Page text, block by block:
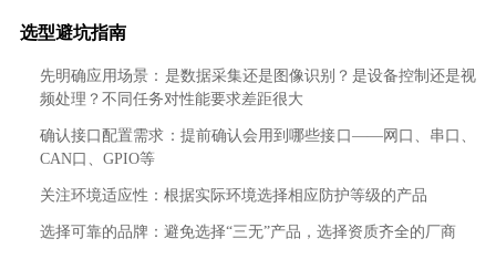
选型避坑指南
先明确应用场景：是数据采集还是图像识别？是设备控制还是视
频处理？不同任务对性能要求差距很大
确认接口配置需求：提前确认会用到哪些接口——网口、串口、
CAN口、GPIO等
关注环境适应性：根据实际环境选择相应防护等级的产品
选择可靠的品牌：避免选择“三无”产品，选择资质齐全的厂商